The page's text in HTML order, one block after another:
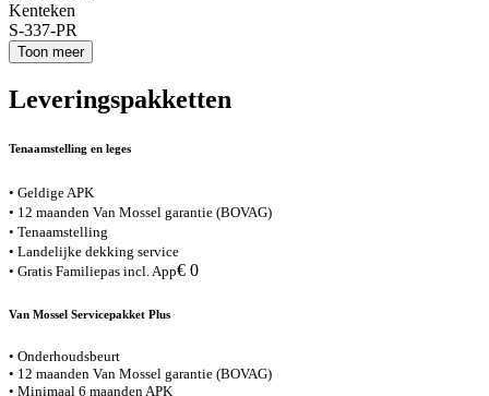
Kenteken
S-337-PR
Toon meer
Leveringspakketten
Tenaamstelling en leges
• Geldige APK
• 12 maanden Van Mossel garantie (BOVAG)
• Tenaamstelling
• Landelijke dekking service
• Gratis Familiepas incl. App€ 0
Van Mossel Servicepakket Plus
• Onderhoudsbeurt
• 12 maanden Van Mossel garantie (BOVAG)
• Minimaal 6 maanden APK